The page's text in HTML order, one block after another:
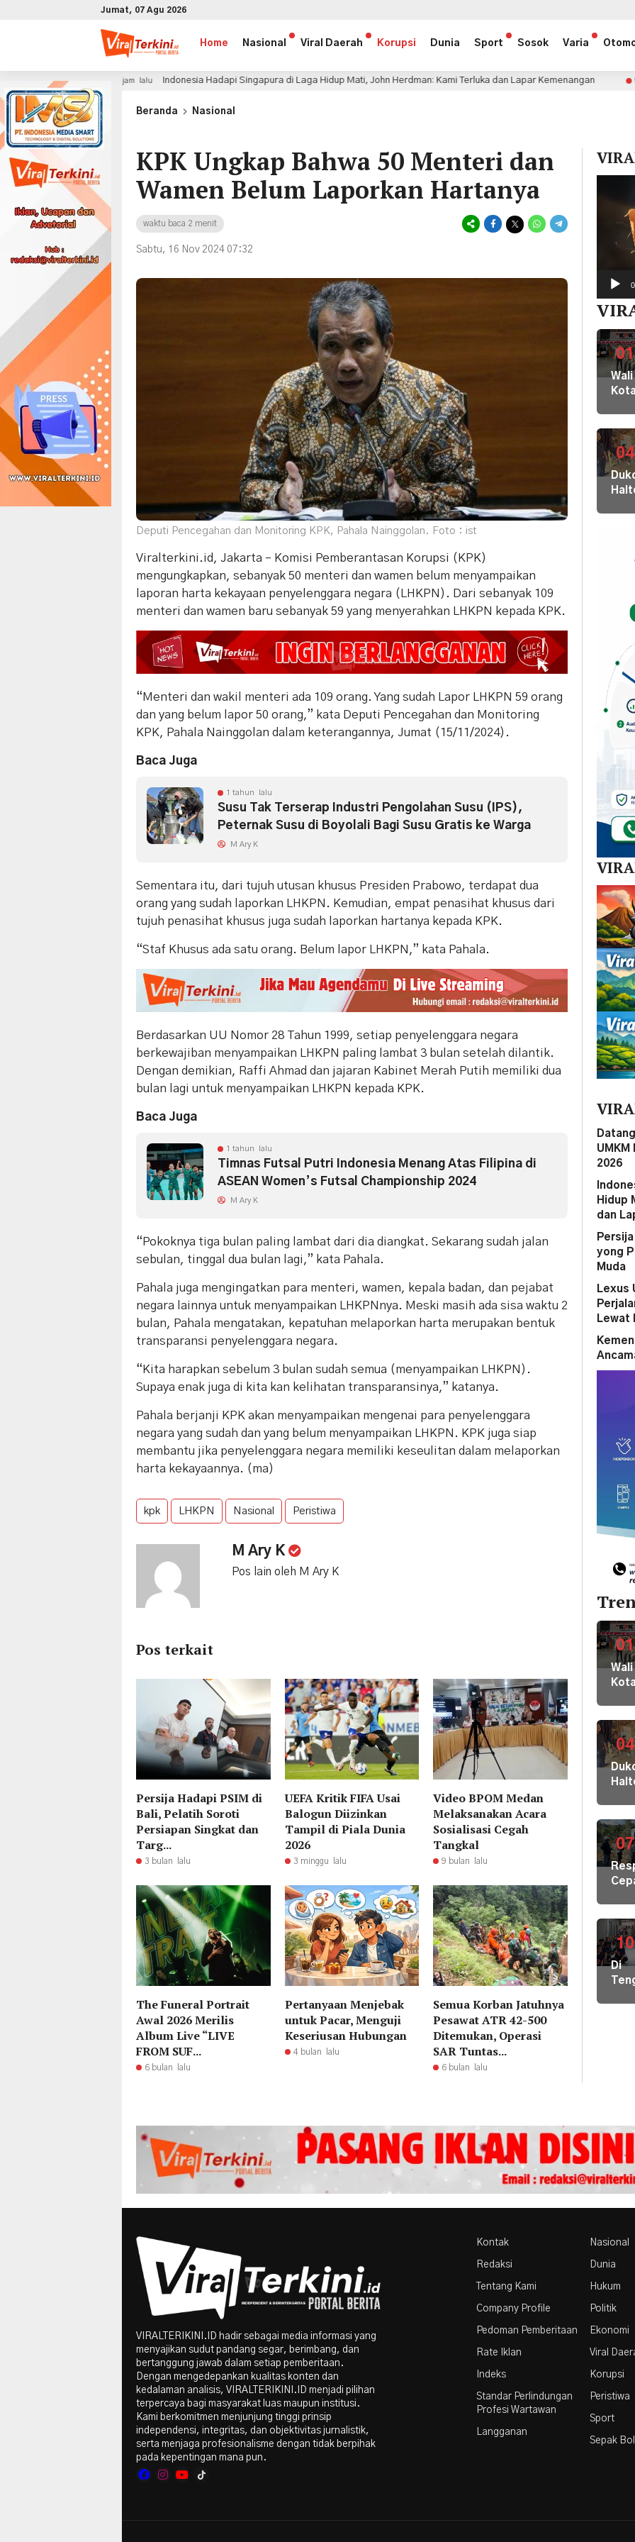
Jumat, 07 Agu 2026
Home Nasional Viral Daerah Korupsi Dunia Sport Sosok Varia
5 jam lalu Indonesia Hadapi Singapura di Laga Hidup Mati, John Herdman: Kami Terluka dan Lapar Kemenangan 5 jam lalu Persija
Beranda Nasional
KPK Ungkap Bahwa 50 Menteri dan
Wamen Belum Laporkan Hartanya
waktu baca 2 menit
Sabtu, 16 Nov 2024 07:32
Deputi Pencegahan dan Monitoring KPK, Pahala Nainggolan. Foto : ist
Viralterkini.id, Jakarta – Komisi Pemberantasan Korupsi (KPK)
mengungkapkan, sebanyak 50 menteri dan wamen belum menyampaikan
laporan harta kekayaan penyelenggara negara (LHKPN). Dari sebanyak 109
menteri dan wamen baru sebanyak 59 yang menyerahkan LHKPN kepada KPK.
“Menteri dan wakil menteri ada 109 orang. Yang sudah Lapor LHKPN 59 orang
dan yang belum lapor 50 orang,” kata Deputi Pencegahan dan Monitoring
KPK, Pahala Nainggolan dalam keterangannya, Jumat (15/11/2024).
Baca Juga
1 tahun lalu
Susu Tak Terserap Industri Pengolahan Susu (IPS),
Peternak Susu di Boyolali Bagi Susu Gratis ke Warga
M Ary K
Sementara itu, dari tujuh utusan khusus Presiden Prabowo, terdapat dua
orang yang sudah laporkan LHKPN. Kemudian, empat penasihat khusus dari
tujuh penasihat khusus juga sudah laporkan hartanya kepada KPK.
“Staf Khusus ada satu orang. Belum lapor LHKPN,” kata Pahala.
Berdasarkan UU Nomor 28 Tahun 1999, setiap penyelenggara negara
berkewajiban menyampaikan LHKPN paling lambat 3 bulan setelah dilantik.
Dengan demikian, Raffi Ahmad dan jajaran Kabinet Merah Putih memiliki dua
bulan lagi untuk menyampaikan LHKPN kepada KPK.
Baca Juga
1 tahun lalu
Timnas Futsal Putri Indonesia Menang Atas Filipina di
ASEAN Women’s Futsal Championship 2024
M Ary K
“Pokoknya tiga bulan paling lambat dari dia diangkat. Sekarang sudah jalan
sebulan, tinggal dua bulan lagi,” kata Pahala.
Pahala juga mengingatkan para menteri, wamen, kepala badan, dan pejabat
negara lainnya untuk menyampaikan LHKPNnya. Meski masih ada sisa waktu 2
bulan, Pahala mengatakan, kepatuhan melaporkan harta merupakan bentuk
transparansi penyelenggara negara.
“Kita harapkan sebelum 3 bulan sudah semua (menyampaikan LHKPN).
Supaya enak juga di kita kan kelihatan transparansinya,” katanya.
Pahala berjanji KPK akan menyampaikan mengenai para penyelenggara
negara yang sudah dan yang belum menyampaikan LHKPN. KPK juga siap
membantu jika penyelenggara negara memiliki keseulitan dalam melaporkan
harta kekayaannya. (ma)
kpk LHKPN Nasional Peristiwa
M Ary K
Pos lain oleh M Ary K
Pos terkait
Persija Hadapi PSIM di
Bali, Pelatih Soroti
Persiapan Singkat dan
Targ...
3 bulan lalu
UEFA Kritik FIFA Usai
Balogun Diizinkan
Tampil di Piala Dunia
2026
3 minggu lalu
Video BPOM Medan
Melaksanakan Acara
Sosialisasi Cegah
Tangkal
9 bulan lalu
The Funeral Portrait
Awal 2026 Merilis
Album Live “LIVE
FROM SUF...
6 bulan lalu
Pertanyaan Menjebak
untuk Pacar, Menguji
Keseriusan Hubungan
4 bulan lalu
Semua Korban Jatuhnya
Pesawat ATR 42-500
Ditemukan, Operasi
SAR Tuntas...
6 bulan lalu
01
Wali
Kota
ke
04
2026
Hidup
dan
yong
Muda
Lexus
Lewat
01
Wali
Kota
ke
RI
04
Suku
di
30
07
di10
Di
Pare
Kontak
Redaksi
Tentang Kami
Company Profile
Pedoman Pemberitaan
Rate Iklan
Indeks
Standar Perlindungan
Profesi Wartawan
Langganan
Nasional
Dunia
Hukum
Politik
Ekonomi
Viral
Korupsi
Peristiwa
Sport
Sepak
VIRALTERIKINI.ID hadir sebagai media informasi yang
menyajikan sudut pandang segar, berimbang, dan
bertanggung jawab dalam setiap pemberitaan.
Dengan mengedepankan kualitas konten dan
kedalaman analisis, VIRALTERIKINI.ID menjadi pilihan
terpercaya bagi masyarakat luas maupun institusi.
Kami berkomitmen menjunjung tinggi prinsip
independensi, integritas, dan objektivitas jurnalistik,
serta menjaga profesionalisme dengan tidak berpihak
pada kepentingan mana pun.